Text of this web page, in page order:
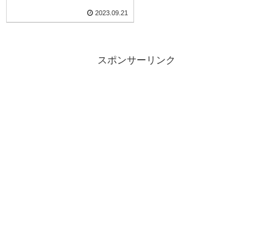
2023.09.21
スポンサーリンク